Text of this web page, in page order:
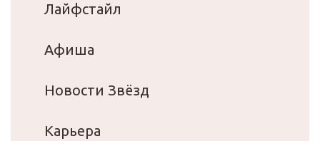
Лайфстайл
Афиша
Новости Звёзд
Карьера